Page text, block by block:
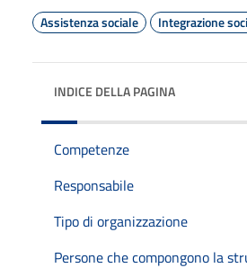
Assistenza sociale
Integrazione
INDICE DELLA PAGINA
Competenze
Responsabile
Tipo di organizzazione
Persone che compongono la